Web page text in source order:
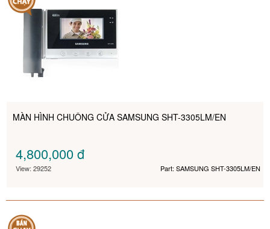
MÀN HÌNH CHUÔNG CỬA SAMSUNG SHT-3305LM/EN
4,800,000đ
View: 29252 Part: SAMSUNG SHT-3305LM/EN